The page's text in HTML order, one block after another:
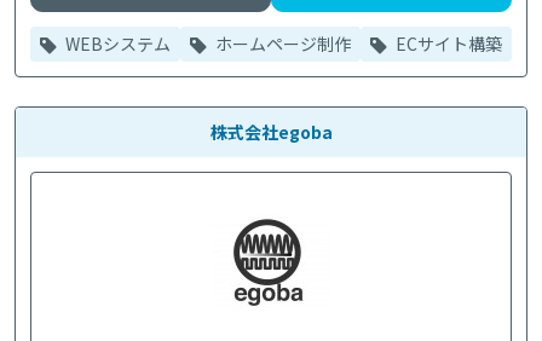
WEBシステム ホームページ制作 ECサイト構築
株式会社egoba